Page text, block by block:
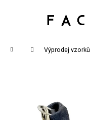
Domů Výprodej vzorků
Zpět
obchodu
Zpět
obchodu